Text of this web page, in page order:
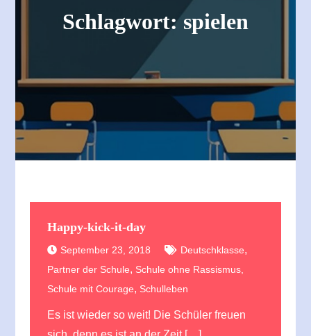
Schlagwort:spielen
Happy-kick-it-day
September 23, 2018 Deutschklasse,
Partner der Schule, Schule ohne Rassismus,
Schule mit Courage, Schulleben
Es ist wieder so weit! Die Schüler freuen